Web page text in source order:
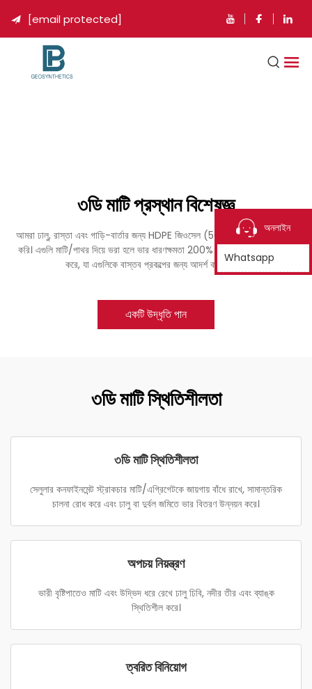
 [email protected]
৩ডি মাটি প্রস্থান বিশেষজ্ঞ
আমরা ঢালু, রাস্তা এবং গাড়ি-বার্তার জন্য HDPE জিওসেল (50-500mm) ডিজাইন
করি। এগুলি মাটি/পাথর দিয়ে ভরা হলে ভার ধারণক্ষমতা 200% বেশি হয় এবং অপচয় রোধ
করে, যা এগুলিকে বাস্তব প্রকল্পের জন্য আদর্শ করে তোলে।
একটি উদ্ধৃতি পান
৩ডি মাটি স্থিতিশীলতা
৩ডি মাটি স্থিতিশীলতা
সেলুলার কনফাইনমেন্ট স্ট্রাকচার মাটি/এগ্রিগেটকে জায়গায় বাঁধে রাখে, সামান্তরিক
চালনা রোধ করে এবং ঢালু বা দুর্বল জমিতে ভার বিতরণ উন্নয়ন করে।
অপচয় নিয়ন্ত্রণ
ভারী বৃষ্টিপাতেও মাটি এবং উদ্ভিদ ধরে রেখে ঢালু ঢিবি, নদীর তীর এবং ব্যাঙ্ক
স্থিতিশীল করে।
ত্বরিত বিনিয়োগ
অনলাইন
Whatsapp